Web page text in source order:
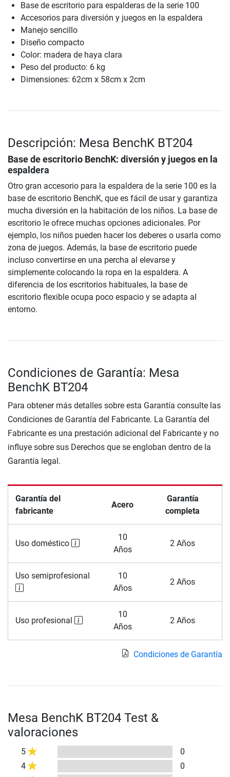
Base de escritorio para espalderas de la serie 100
Accesorios para diversión y juegos en la espaldera
Manejo sencillo
Diseño compacto
Color: madera de haya clara
Peso del producto: 6 kg
Dimensiones: 62cm x 58cm x 2cm
Descripción: Mesa BenchK BT204
Base de escritorio BenchK: diversión y juegos en la
espaldera
Otro gran accesorio para la espaldera de la serie 100 es la
base de escritorio BenchK, que es fácil de usar y garantiza
mucha diversión en la habitación de los niños. La base de
escritorio le ofrece muchas opciones adicionales. Por
ejemplo, los niños pueden hacer los deberes o usarla como
zona de juegos. Además, la base de escritorio puede
incluso convertirse en una percha al elevarse y
simplemente colocando la ropa en la espaldera. A
diferencia de los escritorios habituales, la base de
escritorio flexible ocupa poco espacio y se adapta al
entorno.
Condiciones de Garantía: Mesa
BenchK BT204
Para obtener más detalles sobre esta Garantía consulte las
Condiciones de Garantía del Fabricante. La Garantía del
Fabricante es una prestación adicional del Fabricante y no
influye sobre sus Derechos que se engloban dentro de la
Garantía legal.
Garantía del
fabricante
Acero
Garantía
completa
Uso doméstico
10
Años
2 Años
Uso semiprofesional
10
Años
2 Años
Uso profesional
10
Años
2 Años
Condiciones de Garantía
Mesa BenchK BT204 Test &
valoraciones
5
0
4
0